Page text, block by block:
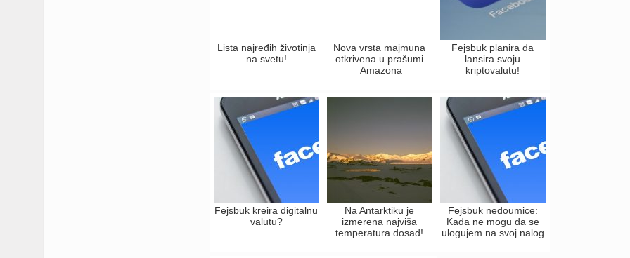
Lista najređih životinja
na svetu!
Nova vrsta majmuna
otkrivena u prašumi
Amazona
Fejsbuk planira da
lansira svoju
kriptovalutu!
Fejsbuk kreira digitalnu
valutu?
Na Antarktiku je
izmerena najviša
temperatura dosad!
Fejsbuk nedoumice:
Kada ne mogu da se
ulogujem na svoj nalog